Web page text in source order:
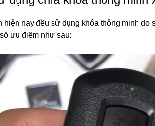
hiện nay đều sử dụng khóa thông minh do
ưu điểm như sau: